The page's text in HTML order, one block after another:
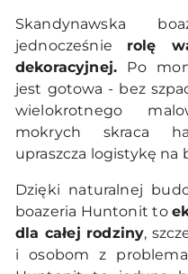
Skandynawska
jednocześnie rolę
dekoracyjnej. Po
jest gotowa - bez
wielokrotnego
mokrych skraca
upraszcza logistykę na
Dzięki naturalnej
boazeria Huntonit to
dla całej rodziny,
i osobom z